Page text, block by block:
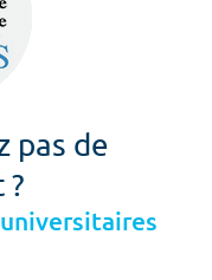
pas de
?